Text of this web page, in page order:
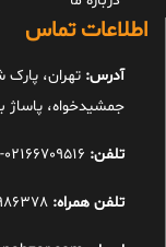
اطلاعات تماس
آدرس: تهران،
جمشیدخواه، پاساژ
تلفن:
تلفن همراه: 09362227747